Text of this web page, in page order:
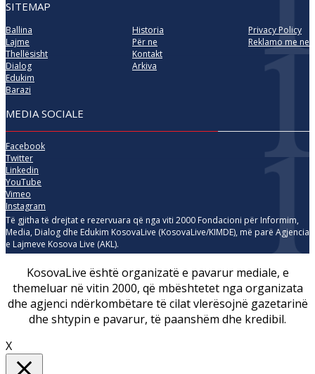
SITEMAP
Ballina
Lajme
Thellësisht
Dialog
Edukim
Barazi
Historia
Për ne
Kontakt
Arkiva
Privacy Policy
Reklamo me ne
MEDIA SOCIALE
Facebook
Twitter
Linkedin
YouTube
Vimeo
Instagram
Të gjitha të drejtat e rezervuara që nga viti 2000 Fondacioni për Informim,
Media, Dialog dhe Edukim KosovaLive (KosovaLive/KIMDE), më parë Agjencia
e Lajmeve Kosova Live (AKL).
KosovaLive është organizatë e pavarur mediale, e
themeluar në vitin 2000, që mbështetet nga organizata
dhe agjenci ndërkombëtare të cilat vlerësojnë gazetarinë
dhe shtypin e pavarur, të paanshëm dhe kredibil.
X